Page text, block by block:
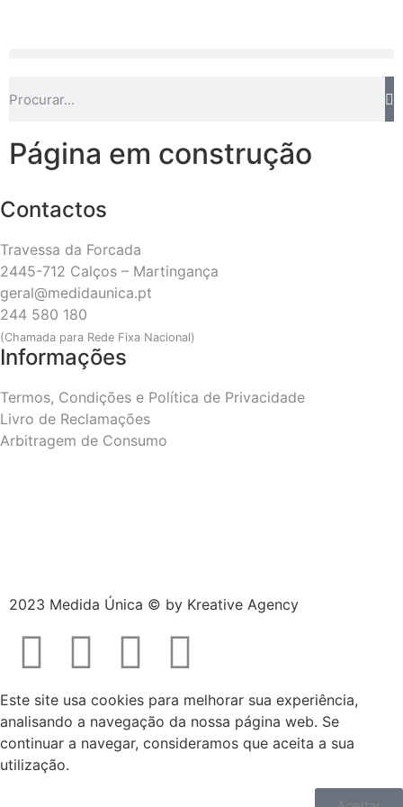
Página em construção
Contactos
Travessa da Forcada
2445-712 Calços – Martingança
geral@medidaunica.pt
244 580 180
(Chamada para Rede Fixa Nacional)
Informações
Termos, Condições e Política de Privacidade
Livro de Reclamações
Arbitragem de Consumo
2023 Medida Única © by Kreative Agency
Este site usa cookies para melhorar sua experiência,
analisando a navegação da nossa página web. Se
continuar a navegar, consideramos que aceita a sua
utilização.